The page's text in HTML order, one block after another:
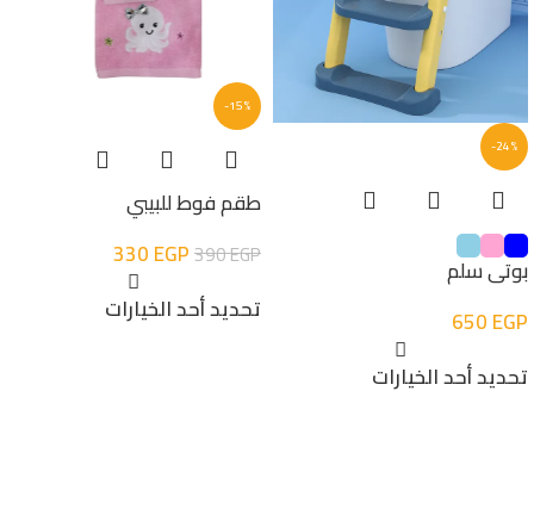
-24%
بوتى سلم
650EGP
تحديد أحد الخيارات
-15%
طقم فوط للبيبي
390EGP
330EGP
تحديد أحد الخيارات